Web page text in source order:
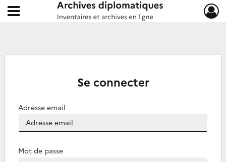
Archives diplomatiques
Ouvrir le menu déroulant
Se connecter
Adresse email
Mot de passe